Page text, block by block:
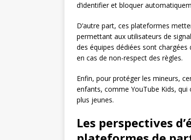
d’identifier et bloquer
D’autre part, ces plateformes
permettant aux utilisateurs de
des équipes dédiées sont
en cas de non-respect des règles.
Enfin, pour protéger les mineurs,
enfants, comme YouTube Kids,
plus jeunes.
Les perspectives